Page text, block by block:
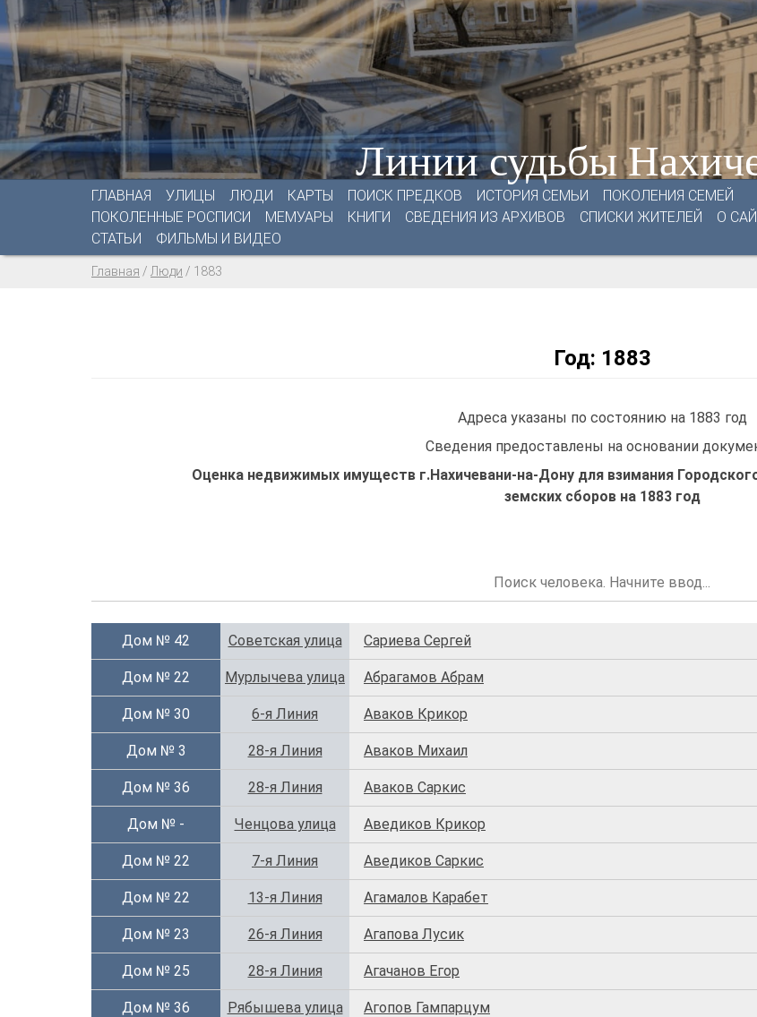
Линии судьбы
ГЛАВНАЯ УЛИЦЫ ЛЮДИ КАРТЫ ПОИСК ПРЕДКОВ ИСТОРИЯ СЕМЬИ
ПОКОЛЕНИЯ СЕМЕЙ
ПОКОЛЕННЫЕ РОСПИСИ
МЕМУАРЫ КНИГИ СВЕДЕНИЯ ИЗ АРХИВОВ СПИСКИ ЖИТЕЛЕЙ
О
СТАТЬИ
ФИЛЬМЫ И ВИДЕО
Главная / Люди / 1883
Год: 1883
Адреса указаны по состоянию на 1883 год
Сведения предоставлены на основании
Оценка недвижимых имуществ г.Нахичевани-на-Дону для взимания
земских сборов на 1883 год
Дом № 42 Советская улица Capиeвa Сергей
Дом № 22 Мурлычева улица Абрагамов Абрам
Дом № 30 6-я Линия Аваков Крикор
Дом № 3 28-я Линия Аваков Михаил
Дом № 36 28-я Линия Аваков Саркис
Дом № - Ченцова улица Аведиков Крикор
Дом № 22 7-я Линия Аведиков Саркис
Дом № 22 13-я Линия Агамалов Карабет
Дом № 23 26-я Линия Агапова Лусик
Дом № 25 28-я Линия Агачанов Егор
Дом № 36 Рябышева улица Агопов Гампарцум